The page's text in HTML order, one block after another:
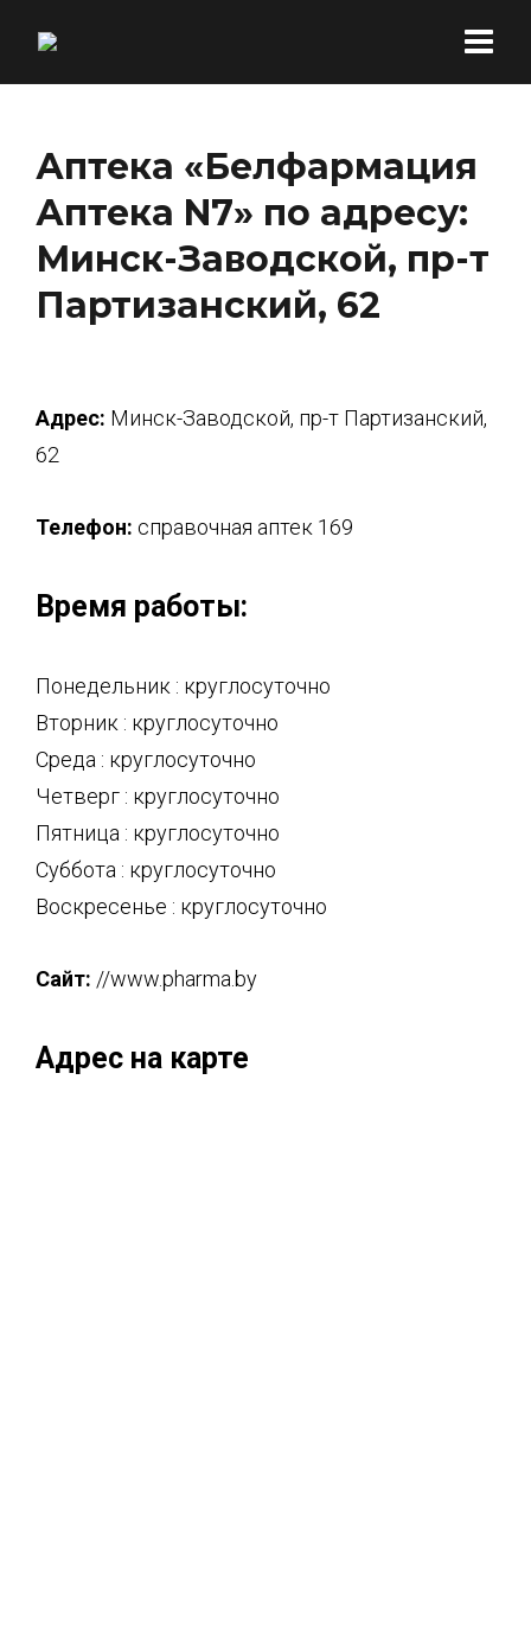
Аптека «Белфармация
Аптека N7» по адресу:
Минск-Заводской, пр-т
Партизанский, 62
Адрес: Минск-Заводской, пр-т Партизанский,
62
Телефон: справочная аптек 169
Время работы:
Понедельник : круглосуточно
Вторник : круглосуточно
Среда : круглосуточно
Четверг : круглосуточно
Пятница : круглосуточно
Суббота : круглосуточно
Воскресенье : круглосуточно
Сайт: //www.pharma.by
Адрес на карте